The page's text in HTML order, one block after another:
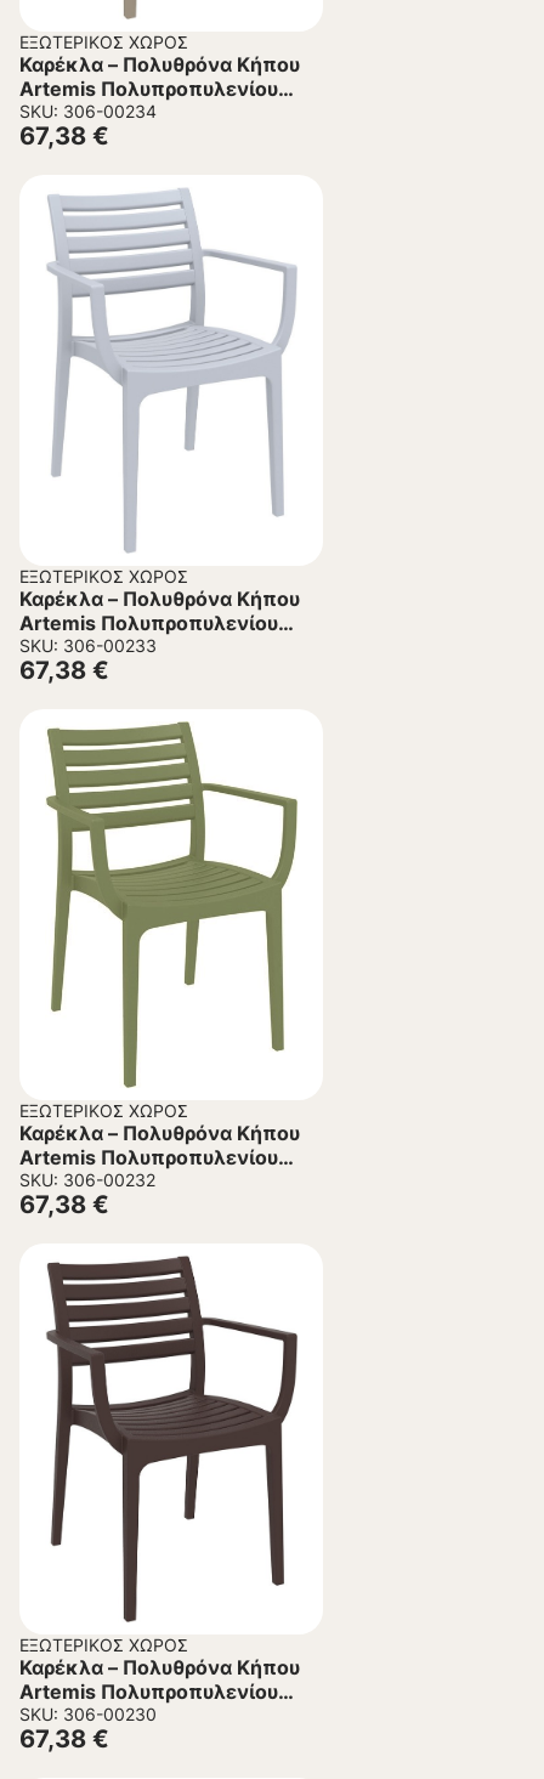
ΕΞΩΤΕΡΙΚΌΣ ΧΏΡΟΣ
Καρέκλα – Πολυθρόνα Κήπου
Artemis Πολυπροπυλενίου
Taupe 58x58x83.5 εκ.
SKU: 306-00234
67,38 €
ΕΞΩΤΕΡΙΚΌΣ ΧΏΡΟΣ
Καρέκλα – Πολυθρόνα Κήπου
Artemis Πολυπροπυλενίου
Γκρι Ασημί 58x58x83.5 εκ.
SKU: 306-00233
67,38 €
ΕΞΩΤΕΡΙΚΌΣ ΧΏΡΟΣ
Καρέκλα – Πολυθρόνα Κήπου
Artemis Πολυπροπυλενίου
Λαδί 58x58x83.5 εκ.
SKU: 306-00232
67,38 €
ΕΞΩΤΕΡΙΚΌΣ ΧΏΡΟΣ
Καρέκλα – Πολυθρόνα Κήπου
Artemis Πολυπροπυλενίου
Καφέ 58x58x83.5 εκ.
SKU: 306-00230
67,38 €